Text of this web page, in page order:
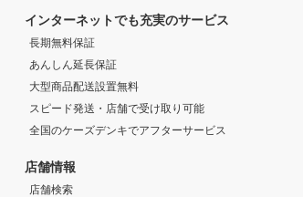
インターネットでも充実のサービス
長期無料保証
あんしん延長保証
大型商品配送設置無料
スピード発送・店舗で受け取り可能
全国のケーズデンキでアフターサービス
店舗情報
店舗検索